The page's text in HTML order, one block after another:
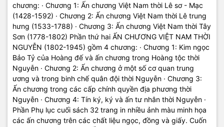
chương: · Chương 1: Ấn chương Việt Nam thời Lê sơ - Mạc
(1428-1592) · Chương 2: Ấn chương Việt Nam thời Lê trung
hưng (1533-1788) · Chương 3: Ấn chương Việt Nam thời Tây
Sơn (1778-1802) Phần thứ hai ẤN CHƯƠNG VIỆT NAM THỜI
NGUYỄN (1802-1945) gồm 4 chương: · Chương 1: Kim ngọc
Bảo Tỷ của Hoàng đế và ấn chương trong Hoàng tộc thời
Nguyễn · Chương 2: Ấn chương ở một số cơ quan trung
ương và trong binh chế quân đội thời Nguyễn · Chương 3:
Ấn chương trong các cấp chính quyền địa phương thời
Nguyễn · Chương 4: Tín ký, ký và ấn tư nhân thời Nguyễn ·
Phần Phụ lục cuối sách 32 trang in nhiều ảnh màu minh họa
các ấn chương trên các chất liệu ngọc, đồng và giấy. Cuốn